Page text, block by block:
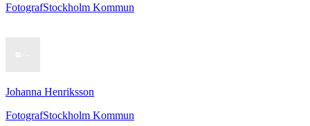
FotografStockholm Kommun
Johanna Henriksson
FotografStockholm Kommun